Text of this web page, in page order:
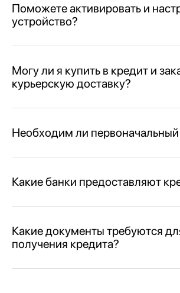
Поможете активировать и
устройство?
Могу ли я купить в кредит и
курьерскую доставку?
Необходим ли первоначальный
Какие банки предоставляют
Какие документы требуются
получения кредита?